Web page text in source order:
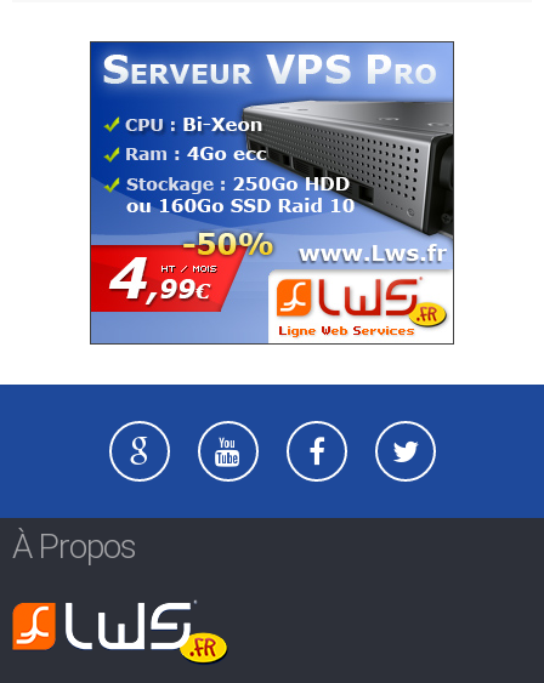
À Propos